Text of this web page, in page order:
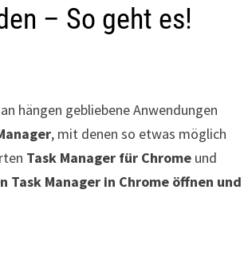
– So geht es!
hängen gebliebene Anwendungen
, mit denen so etwas möglich
Task Manager für Chrome und
Task Manager in Chrome öffnen und